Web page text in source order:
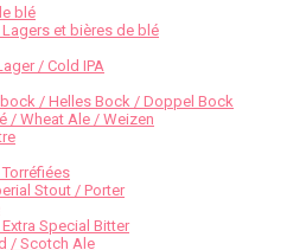
blé
et bières de blé
/ Cold IPA
/ Helles Bock / Doppel Bock
/ Wheat Ale / Weizen
Stout / Porter
Special Bitter
/ Scotch Ale